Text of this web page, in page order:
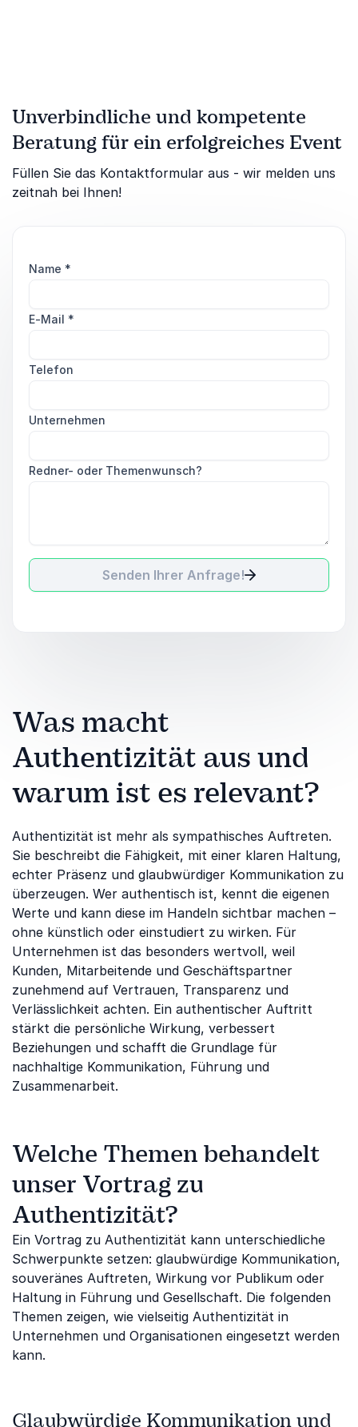
Unverbindliche und kompetente
Beratung für ein erfolgreiches Event
Füllen Sie das Kontaktformular aus - wir melden uns
zeitnah bei Ihnen!
Name *
E-Mail *
Telefon
Unternehmen
Redner- oder Themenwunsch?
Senden Ihrer Anfrage!
Was macht
Authentizität aus und
warum ist es relevant?
Authentizität ist mehr als sympathisches Auftreten.
Sie beschreibt die Fähigkeit, mit einer klaren Haltung,
echter Präsenz und glaubwürdiger Kommunikation zu
überzeugen. Wer authentisch ist, kennt die eigenen
Werte und kann diese im Handeln sichtbar machen –
ohne künstlich oder einstudiert zu wirken. Für
Unternehmen ist das besonders wertvoll, weil
Kunden, Mitarbeitende und Geschäftspartner
zunehmend auf Vertrauen, Transparenz und
Verlässlichkeit achten. Ein authentischer Auftritt
stärkt die persönliche Wirkung, verbessert
Beziehungen und schafft die Grundlage für
nachhaltige Kommunikation, Führung und
Zusammenarbeit.
Welche Themen behandelt
unser Vortrag zu
Authentizität?
Ein Vortrag zu Authentizität kann unterschiedliche
Schwerpunkte setzen: glaubwürdige Kommunikation,
souveränes Auftreten, Wirkung vor Publikum oder
Haltung in Führung und Gesellschaft. Die folgenden
Themen zeigen, wie vielseitig Authentizität in
Unternehmen und Organisationen eingesetzt werden
kann.
Glaubwürdige Kommunikation und